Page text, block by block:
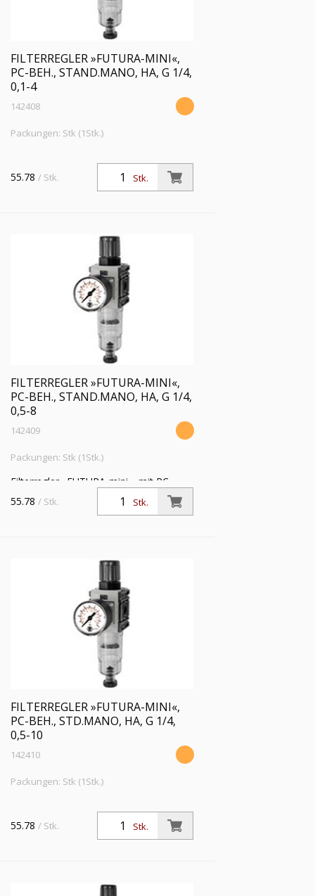
FILTERREGLER »FUTURA-MINI«,
PC-BEH., STAND.MANO, HA, G 1/4,
0,1-4
142408
Packungen: Stk (1Stk.)
Stk.
55.78 / Stk.
FILTERREGLER »FUTURA-MINI«,
PC-BEH., STAND.MANO, HA, G 1/4,
0,5-8
142409
Packungen: Stk (1Stk.)
Filterregler »FUTURA-mini«, mit PC-
Behälter, Standardmano, 5 µm, BG 0, G
1/4, PE 1,5 - 12 bar, Regelbereich 0,5 - 8
Stk.
55.78 / Stk.
FILTERREGLER »FUTURA-MINI«,
PC-BEH., STD.MANO, HA, G 1/4,
0,5-10
142410
Packungen: Stk (1Stk.)
Stk.
55.78 / Stk.